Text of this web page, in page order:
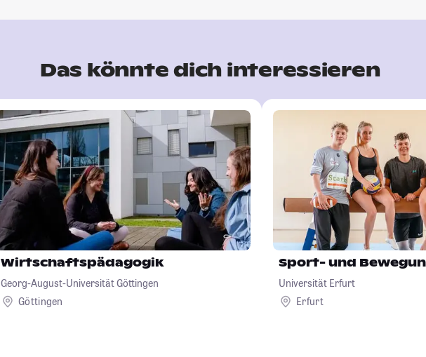
Das könnte dich interessieren
Wirtschaftspädagogik
Georg-August-Universität Göttingen
Göttingen
Sport- und
Universität Erfurt
Erfurt